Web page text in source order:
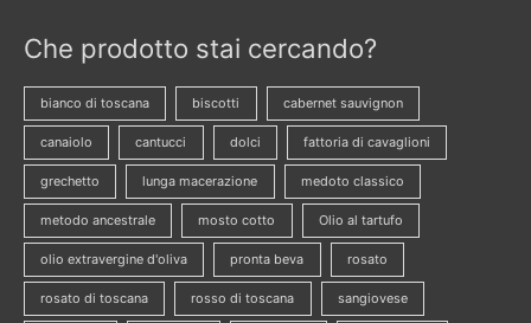
Che prodotto stai cercando?
bianco di toscana biscotti cabernet sauvignon
canaiolo cantucci dolci fattoria di cavaglioni
grechetto lunga macerazione medoto classico
metodo ancestrale mosto cotto Olio al tartufo
olio extravergine d'oliva pronta beva rosato
rosato di toscana rosso di toscana sangiovese